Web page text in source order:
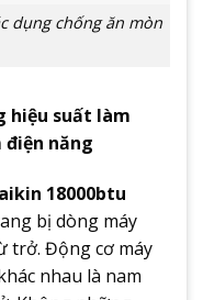
dụng chống ăn mòn
hiệu suất làm
năng
18000btu
bị dòng máy
trở. Động cơ máy
nhau là nam